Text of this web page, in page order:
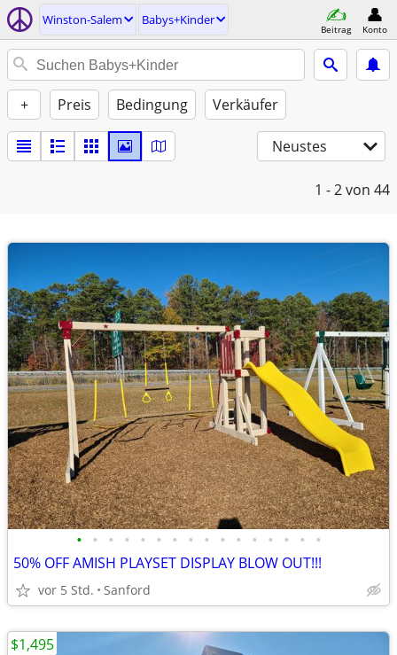
Winston-Salem Babys+Kinder
Beitrag Konto
+ Preis Bedingung Verkäufer
Neustes
1 - 2von 44
• • • • • • • • • • • • • • • •
50% OFF AMISH PLAYSET DISPLAY BLOW OUT!!!
vor 5 Std. Sanford
$1,495